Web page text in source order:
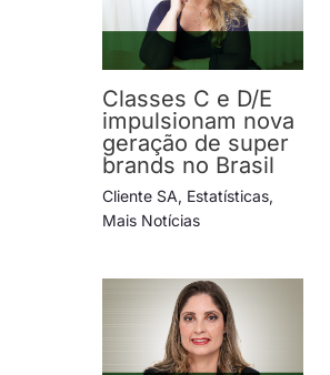
Classes C e D/E
impulsionam nova
geração de super
brands no Brasil
Cliente SA, Estatísticas,
Mais Notícias